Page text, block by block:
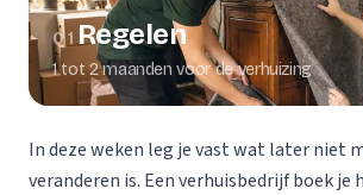
01 Regelen
1 tot 2 maanden voor de verhuizing
In deze weken leg je vast wat later niet
veranderen is. Een verhuisbedrijf boek